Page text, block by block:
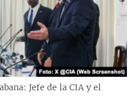
Jefe de la CIA y el